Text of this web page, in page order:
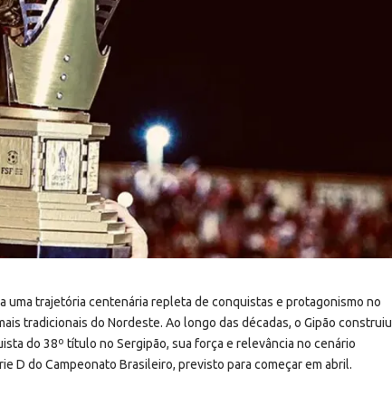
uma trajetória centenária repleta de conquistas e protagonismo no
tradicionais do Nordeste. Ao longo das décadas, o Gipão construiu
do 38º título no Sergipão, sua força e relevância no cenário
D do Campeonato Brasileiro, previsto para começar em abril.